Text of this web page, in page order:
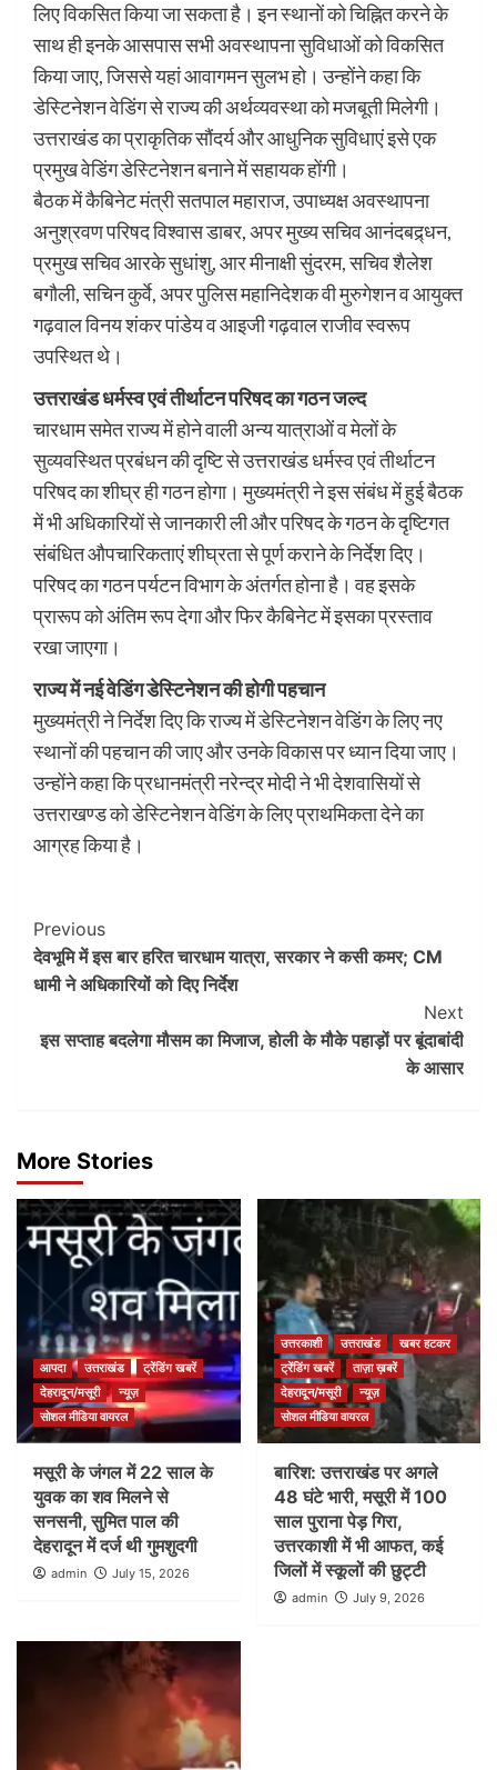
लिए विकसित किया जा सकता है। इन स्थानों को चिह्नित करने के
साथ ही इनके आसपास सभी अवस्थापना सुविधाओं को विकसित
किया जाए, जिससे यहां आवागमन सुलभ हो। उन्होंने कहा कि
डेस्टिनेशन वेडिंग से राज्य की अर्थव्यवस्था को मजबूती मिलेगी।
उत्तराखंड का प्राकृतिक सौंदर्य और आधुनिक सुविधाएं इसे एक
प्रमुख वेडिंग डेस्टिनेशन बनाने में सहायक होंगी।
बैठक में कैबिनेट मंत्री सतपाल महाराज, उपाध्यक्ष अवस्थापना
अनुश्रवण परिषद विश्वास डाबर, अपर मुख्य सचिव आनंदबद्र्धन,
प्रमुख सचिव आरके सुधांशु, आर मीनाक्षी सुंदरम, सचिव शैलेश
बगौली, सचिन कुर्वे, अपर पुलिस महानिदेशक वी मुरुगेशन व आयुक्त
गढ़वाल विनय शंकर पांडेय व आइजी गढ़वाल राजीव स्वरूप
उपस्थित थे।
उत्तराखंड धर्मस्व एवं तीर्थाटन परिषद का गठन जल्द
चारधाम समेत राज्य में होने वाली अन्य यात्राओं व मेलों के
सुव्यवस्थित प्रबंधन की दृष्टि से उत्तराखंड धर्मस्व एवं तीर्थाटन
परिषद का शीघ्र ही गठन होगा। मुख्यमंत्री ने इस संबंध में हुई बैठक
में भी अधिकारियों से जानकारी ली और परिषद के गठन के दृष्टिगत
संबंधित औपचारिकताएं शीघ्रता से पूर्ण कराने के निर्देश दिए।
परिषद का गठन पर्यटन विभाग के अंतर्गत होना है। वह इसके
प्रारूप को अंतिम रूप देगा और फिर कैबिनेट में इसका प्रस्ताव
रखा जाएगा।
राज्य में नई वेडिंग डेस्टिनेशन की होगी पहचान
मुख्यमंत्री ने निर्देश दिए कि राज्य में डेस्टिनेशन वेडिंग के लिए नए
स्थानों की पहचान की जाए और उनके विकास पर ध्यान दिया जाए।
उन्होंने कहा कि प्रधानमंत्री नरेन्द्र मोदी ने भी देशवासियों से
उत्तराखण्ड को डेस्टिनेशन वेडिंग के लिए प्राथमिकता देने का
आग्रह किया है।
Post
Navigation
Previous
देवभूमि में इस बार हरित चारधाम यात्रा, सरकार ने कसी कमर; CM
धामी ने अधिकारियों को दिए निर्देश
Next
इस सप्ताह बदलेगा मौसम का मिजाज, होली के मौके पहाड़ों पर बूंदाबांदी
के आसार
More Stories
आपदा उत्तराखंड
ट्रेंडिंग खबरें
देहरादून/मसूरी
न्यूज़
सोशल मीडिया वायरल
मसूरी के जंगल में 22 साल के
युवक का शव मिलने से
सनसनी, सुमित पाल की
देहरादून में दर्ज थी गुमशुदगी
admin July 15, 2026
उत्तरकाशी उत्तराखंड
खबर हटकर
ट्रेंडिंग खबरें
ताज़ा ख़बरें
देहरादून/मसूरी
न्यूज़
सोशल मीडिया वायरल
बारिश: उत्तराखंड पर अगले
48 घंटे भारी, मसूरी में 100
साल पुराना पेड़ गिरा,
उत्तरकाशी में भी आफत, कई
जिलों में स्कूलों की छुट्टी
admin July 9, 2026